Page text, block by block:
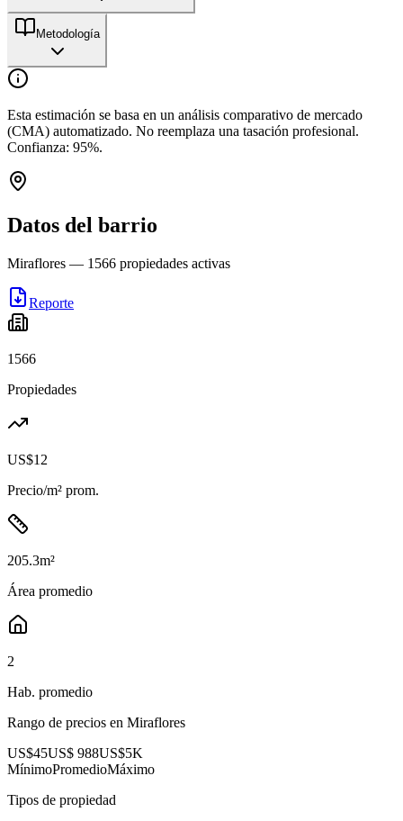
Metodología
Esta estimación se basa en un análisis comparativo de mercado
(CMA) automatizado. No reemplaza una tasación profesional.
Confianza: 95%.
Datos del barrio
Miraflores — 1566 propiedades activas
Reporte
1566
Propiedades
US$12
Precio/m² prom.
205.3m²
Área promedio
2
Hab. promedio
Rango de precios en Miraflores
US$45US$ 988US$5K
MínimoPromedioMáximo
Tipos de propiedad